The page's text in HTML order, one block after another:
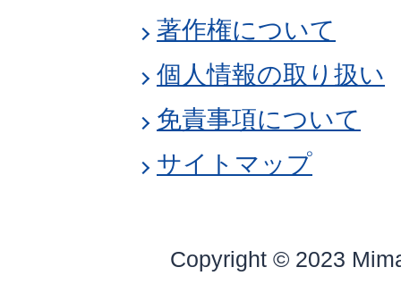
著作権について
個人情報の取り扱い
免責事項について
サイトマップ
Copyright © 2023